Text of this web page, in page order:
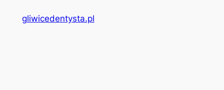
gliwicedentysta.pl